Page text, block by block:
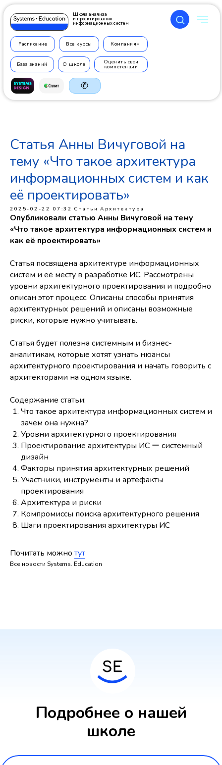
Школа анализа
и проектирования
информационных систем
+7 499
350 7710
Расписание Все курсы Компаниям
Оценить свои
компетенции
База знаний О школе
✆
Статья Анны Вичуговой на
тему «Что такое архитектура
информационных систем и как
её проектировать»
2025-02-22 07:32 Статьи Архитектура
Опубликовали статью Анны Вичуговой на тему
«Что такое архитектура информационных систем и
как её проектировать»
Статья посвящена архитектуре информационных
систем и её месту в разработке ИС. Рассмотрены
уровни архитектурного проектирования и подробно
описан этот процесс. Описаны способы принятия
архитектурных решений и описаны возможные
риски, которые нужно учитывать.
Статья будет полезна системным и бизнес-
аналитикам, которые хотят узнать нюансы
архитектурного проектирования и начать говорить с
архитекторами на одном языке.
Содержание статьи:
Что такое архитектура информационных систем и
зачем она нужна?
Уровни архитектурного проектирования
Проектирование архитектуры ИС ー системный
дизайн
Факторы принятия архитектурных решений
Участники, инструменты и артефакты
проектирования
Архитектура и риски
Компромиссы поиска архитектурного решения
Шаги проектирования архитектуры ИС
Почитать можно тут
Все новости Systems. Education
Подробнее о нашей
школе